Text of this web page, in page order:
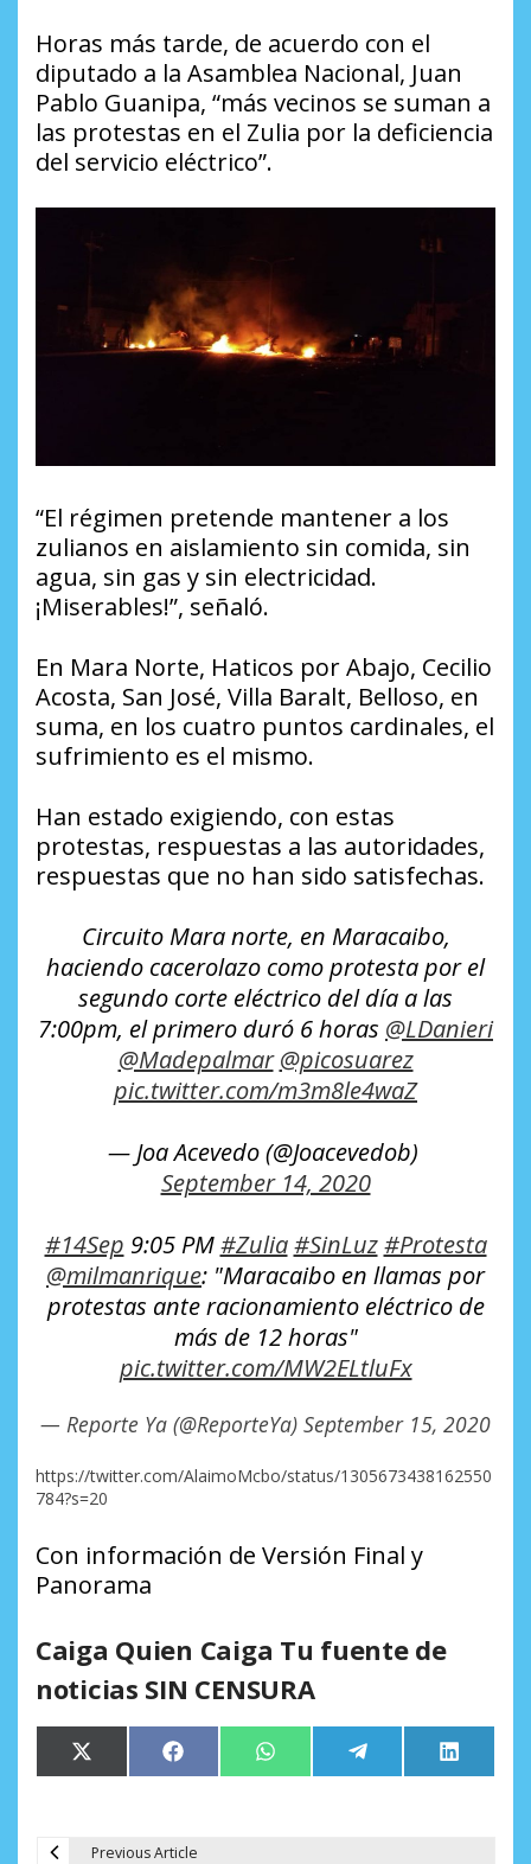
Horas más tarde, de acuerdo con el
diputado a la Asamblea Nacional, Juan
Pablo Guanipa, “más vecinos se suman a
las protestas en el Zulia por la deficiencia
del servicio eléctrico”.
“El régimen pretende mantener a los
zulianos en aislamiento sin comida, sin
agua, sin gas y sin electricidad.
¡Miserables!”, señaló.
En Mara Norte, Haticos por Abajo, Cecilio
Acosta, San José, Villa Baralt, Belloso, en
suma, en los cuatro puntos cardinales, el
sufrimiento es el mismo.
Han estado exigiendo, con estas
protestas, respuestas a las autoridades,
respuestas que no han sido satisfechas.
Circuito Mara norte, en Maracaibo,
haciendo cacerolazo como protesta por el
segundo corte eléctrico del día a las
7:00pm, el primero duró 6 horas @LDanieri
@Madepalmar @picosuarez
pic.twitter.com/m3m8le4waZ
— Joa Acevedo (@Joacevedob)
September 14, 2020
#14Sep 9:05 PM#Zulia #SinLuz #Protesta
@milmanrique: "Maracaibo en llamas por
protestas ante racionamiento eléctrico de
más de 12 horas"
pic.twitter.com/MW2ELtluFx
— Reporte Ya (@ReporteYa) September 15, 2020
https://twitter.com/AlaimoMcbo/status/1305673438162550
784?s=20
Con información de Versión Final y
Panorama
Caiga Quien Caiga Tu fuente de
noticias SIN CENSURA
Compartir
en
X
(Twitter)
Compartir
en
Facebook Compartir
en
WhatsApp Compartir
en
Telegram
en
LinkedIn
Previous Article